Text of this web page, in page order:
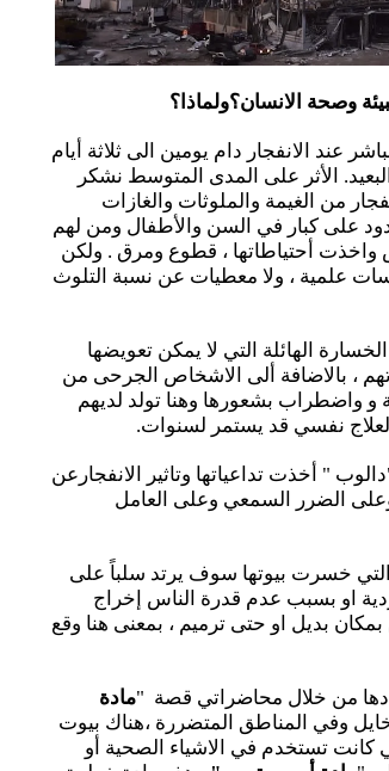
وصحة الانسان؟ولماذا؟
عند الانفجار دام يومين الى ثلاثة أيام
الأثر على المدى المتوسط نشكر
من الغيمة والملوثات والغازات
على كبار في السن والأطفال ومن لهم
واخذت أحتياطاتها ، قطوع ومرق . ولكن
علمية ، ولا معطيات عن نسبة التلوث
الهائلة التي لا يمكن تعويضها
، بالاضافة ألى الاشخاص الجرحى من
و واضطراب بشعورها وهنا تولد لديهم
نفسي قد يستمر لسنوات.
" أخذت تداعياتها وتاثير الانفجارعن
الضرر السمعي وعلى العامل
خسرت بيوتها سوف يرتد سلباً على
او بسبب عدم قدرة الناس إخراج
بديل او حتى ترميم ، بمعنى هنا وقع
من خلال محاضراتي قصة "مادة
وفي المناطق المتضررة ،هناك بيوت
كانت تستخدم في الاشياء الصحية أو